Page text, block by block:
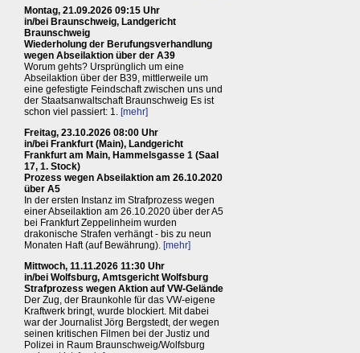
Montag, 21.09.2026 09:15 Uhr
in/bei Braunschweig, Landgericht
Braunschweig
Wiederholung der Berufungsverhandlung
wegen Abseilaktion über der A39
Worum gehts? Ursprünglich um eine
Abseilaktion über der B39, mittlerweile um
eine gefestigte Feindschaft zwischen uns und
der Staatsanwaltschaft Braunschweig Es ist
schon viel passiert: 1. [mehr]
Freitag, 23.10.2026 08:00 Uhr
in/bei Frankfurt (Main), Landgericht
Frankfurt am Main, Hammelsgasse 1 (Saal
17, 1. Stock)
Prozess wegen Abseilaktion am 26.10.2020
über A5
In der ersten Instanz im Strafprozess wegen
einer Abseilaktion am 26.10.2020 über der A5
bei Frankfurt Zeppelinheim wurden
drakonische Strafen verhängt - bis zu neun
Monaten Haft (auf Bewährung). [mehr]
Mittwoch, 11.11.2026 11:30 Uhr
in/bei Wolfsburg, Amtsgericht Wolfsburg
Strafprozess wegen Aktion auf VW-Gelände
Der Zug, der Braunkohle für das VW-eigene
Kraftwerk bringt, wurde blockiert. Mit dabei
war der Journalist Jörg Bergstedt, der wegen
seinen kritischen Filmen bei der Justiz und
Polizei in Raum Braunschweig/Wolfsburg